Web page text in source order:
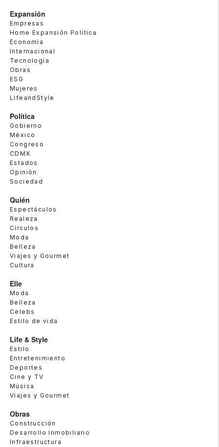
Expansión
Empresas
Home Expansión Politica
Economía
Internacional
Tecnología
Obras
ESG
Mujeres
LifeandStyle
Política
Gobierno
México
Congreso
CDMX
Estados
Opinión
Sociedad
Quién
Espectáculos
Realeza
Círculos
Moda
Belleza
Viajes y Gourmet
Cultura
Elle
Moda
Belleza
Celebs
Estilo de vida
Life & Style
Estilo
Entretenimiento
Deportes
Cine y TV
Música
Viajes y Gourmet
Obras
Construcción
Desarrollo Inmobiliario
Infraestructura